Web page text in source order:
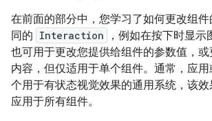
在前面的部分中，您学习了如何更改组
同的 Interaction
，例如在按下时显
也可用于更改您提供给组件的参数值，
内容，但仅适用于单个组件。通常，应
个用于有状态视觉效果的通用系统，该
应用于所有组件。